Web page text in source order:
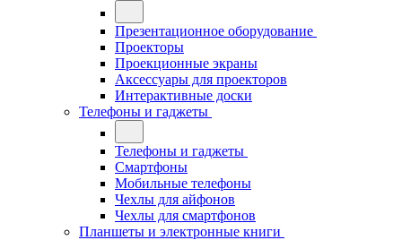
Презентационное оборудование
Проекторы
Проекционные экраны
Аксессуары для проекторов
Интерактивные доски
Телефоны и гаджеты
Телефоны и гаджеты
Смартфоны
Мобильные телефоны
Чехлы для айфонов
Чехлы для смартфонов
Планшеты и электронные книги